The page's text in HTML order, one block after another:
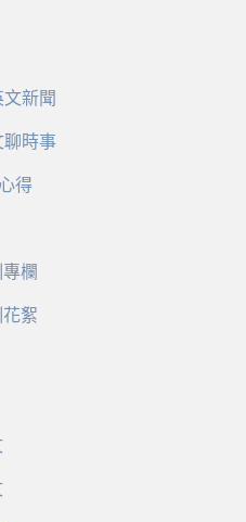
新聞
聊時事
得
欄
絮